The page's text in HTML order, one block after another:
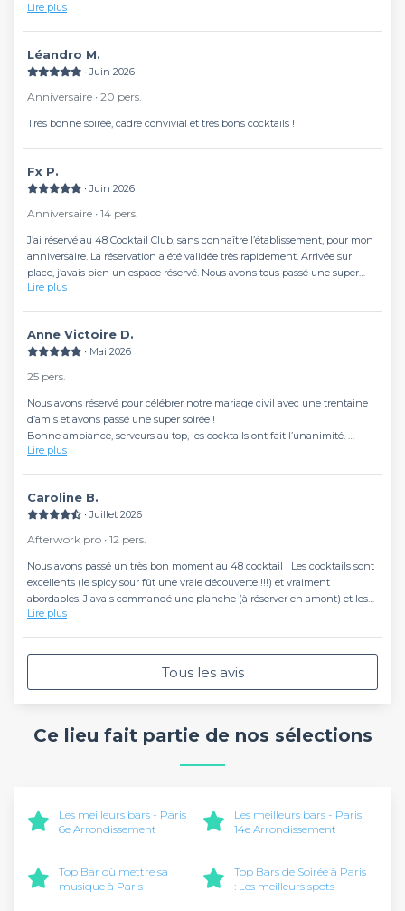
qualité - prix. Je recommande !
Lire plus
Léandro M.
∙ Juin 2026
Anniversaire ∙ 20 pers.
Très bonne soirée, cadre convivial et très bons cocktails !
Fx P.
∙ Juin 2026
Anniversaire ∙ 14 pers.
J’ai réservé au 48 Cocktail Club, sans connaître l’établissement, pour mon
anniversaire. La réservation a été validée très rapidement. Arrivée sur
place, j’avais bien un espace réservé. Nous avons tous passé une super
soirée, les cocktails sont excellents, le service super et Marius est très
Lire plus
Anne Victoire D.
∙ Mai 2026
25 pers.
Nous avons réservé pour célébrer notre mariage civil avec une trentaine
d’amis et avons passé une super soirée !
Bonne ambiance, serveurs au top, les cocktails ont fait l’unanimité.
Nous le referons sans hésiter.
Lire plus
Caroline B.
∙ Juillet 2026
Afterwork pro ∙ 12 pers.
Nous avons passé un très bon moment au 48 cocktail ! Les cocktails sont
excellents (le spicy sour fût une vraie découverte!!!!) et vraiment
abordables. J'avais commandé une planche (à réserver en amont) et les
produits sont de qualité, accompagnés des frites... un régal.
Lire plus
Tous les avis
Ce lieu fait partie de nos sélections
Les meilleurs bars - Paris
6e Arrondissement
Les meilleurs bars - Paris
14e Arrondissement
Top Bar où mettre sa
musique à Paris
Top Bars de Soirée à Paris
: Les meilleurs spots